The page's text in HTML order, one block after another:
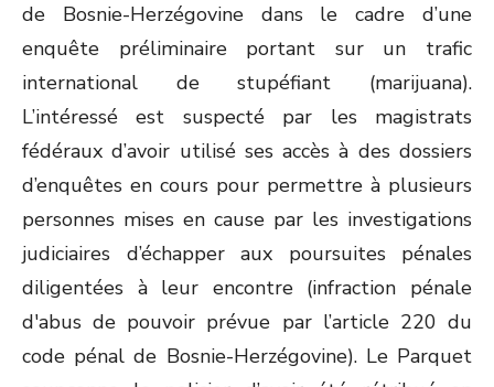
de Bosnie-Herzégovine dans le cadre d’une
enquête préliminaire portant sur un trafic
international de stupéfiant (marijuana).
L’intéressé est suspecté par les magistrats
fédéraux d’avoir utilisé ses accès à des dossiers
d’enquêtes en cours pour permettre à plusieurs
personnes mises en cause par les investigations
judiciaires d’échapper aux poursuites pénales
diligentées à leur encontre (infraction pénale
d'abus de pouvoir prévue par l’article 220 du
code pénal de Bosnie-Herzégovine). Le Parquet